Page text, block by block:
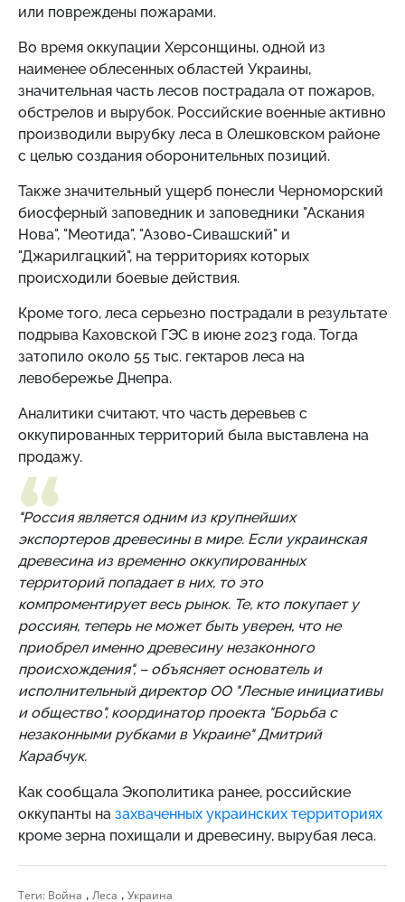
или повреждены пожарами.
Во время оккупации Херсонщины, одной из
наименее облесенных областей Украины,
значительная часть лесов пострадала от пожаров,
обстрелов и вырубок. Российские военные активно
производили вырубку леса в Олешковском районе
с целью создания оборонительных позиций.
Также значительный ущерб понесли Черноморский
биосферный заповедник и заповедники "Аскания
Нова", "Меотида", "Азово-Сивашский" и
"Джарилгацкий", на территориях которых
происходили боевые действия.
Кроме того, леса серьезно пострадали в результате
подрыва Каховской ГЭС в июне 2023 года. Тогда
затопило около 55 тыс. гектаров леса на
левобережье Днепра.
Аналитики считают, что часть деревьев с
оккупированных территорий была выставлена ​​на
продажу.
"Россия является одним из крупнейших
экспортеров древесины в мире. Если украинская
древесина из временно оккупированных
территорий попадает в них, то это
компроментирует весь рынок. Те, кто покупает у
россиян, теперь не может быть уверен, что не
приобрел именно древесину незаконного
происхождения", – объясняет основатель и
исполнительный директор ОО "Лесные инициативы
и общество", координатор проекта "Борьба с
незаконными рубками в Украине" Дмитрий
Карабчук.
Как сообщала Экополитика ранее, российские
оккупанты на захваченных украинских территориях
кроме зерна похищали и древесину, вырубая леса.
Теги: Война , Леса , Украина